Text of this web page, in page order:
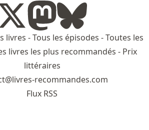
livres -Tous les épisodes -Toutes les
livres les plus recommandés - Prix
littéraires
recommandes.com
Flux RSS